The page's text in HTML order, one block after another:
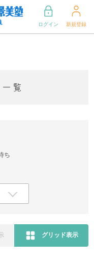
ログイン 新規登録
覧
ち
グリッド表示